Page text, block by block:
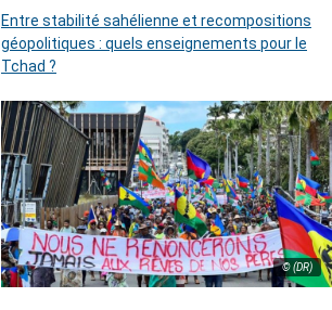
Entre stabilité sahélienne et recompositions
géopolitiques : quels enseignements pour le
Tchad ?
© (DR)